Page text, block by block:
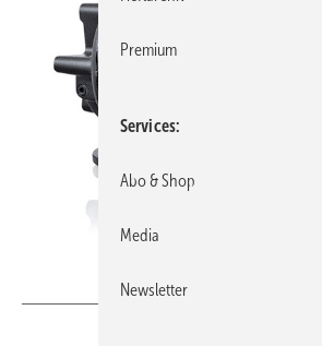
Premium
Services
Abo & Shop
Media
Newsletter